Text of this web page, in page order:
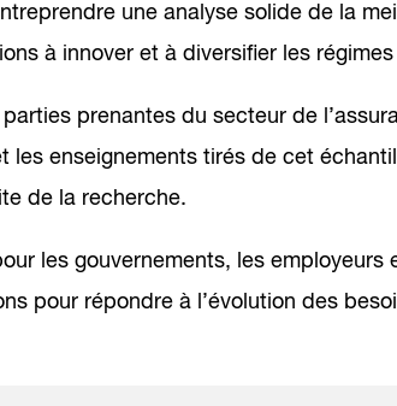
une analyse solide de la
à innover et à diversifier les
prenantes du secteur de
les enseignements tirés de cet
de la recherche.
les gouvernements, les employeurs
pour répondre à l’évolution des